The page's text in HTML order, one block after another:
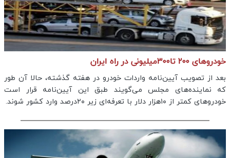
خودروهای ۲۰۰ تا۳۰۰میلیونی در راه ایران
بعد از تصویب آیین‌نامه واردات خودرو در هفته گذشته، حالا آن طور
که نماینده‌های مجلس می‌گویند طبق این آیین‌نامه قرار است
خودروهای کمتر از ۱۰هزار دلار با تعرفه‌ای زیر ۲۰درصد وارد کشور شوند.